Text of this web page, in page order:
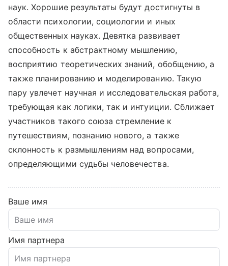
наук. Хорошие результаты будут достигнуты в
области психологии, социологии и иных
общественных науках. Девятка развивает
способность к абстрактному мышлению,
восприятию теоретических знаний, обобщению, а
также планированию и моделированию. Такую
пару увлечет научная и исследовательская работа,
требующая как логики, так и интуиции. Сближает
участников такого союза стремление к
путешествиям, познанию нового, а также
склонность к размышлениям над вопросами,
определяющими судьбы человечества.
Ваше имя
Имя партнера